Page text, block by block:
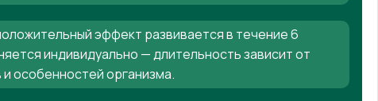
эффект развивается в течение 6
индивидуально — длительность зависит от
особенностей организма.